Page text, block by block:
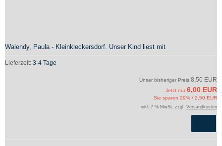
Walendy, Paula - Kleinkleckersdorf. Unser Kind liest mit
Lieferzeit: 3-4 Tage
Unser bisheriger Preis 8,50 EUR
Jetzt nur 6,00 EUR
Sie sparen 29% / 2,50 EUR
inkl. 7 % MwSt. zzgl. Versandkosten